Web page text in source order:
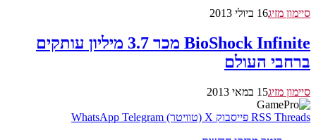
סיימון מזיג16 ביולי 2013
BioShock Infinite מכר 3.7 מיליון עותקים
ברחבי העולם
סיימון מזיג15 במאי 2013
RSS Threads פייסבוק X (טוויטר) WhatsApp Telegram